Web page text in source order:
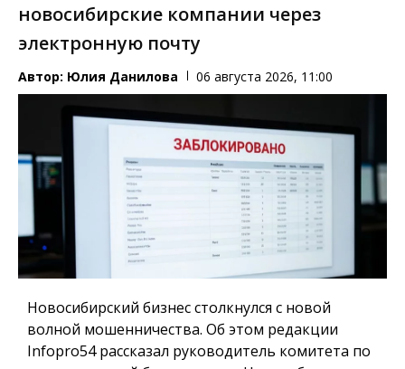
новосибирские компании через
электронную почту
Автор: Юлия Данилова 06 августа 2026, 11:00
Новосибирский бизнес столкнулся с новой
волной мошенничества. Об этом редакции
Infopro54 рассказал руководитель комитета по